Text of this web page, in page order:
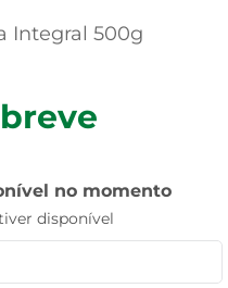
Integral 500g
no momento
disponível